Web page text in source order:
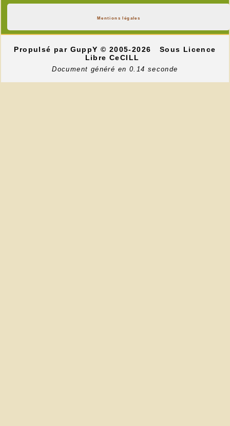
Mentions légales
Propulsé par GuppY© 2005-2026
Sous Licence
Libre CeCILL
Document généré en 0.14 seconde